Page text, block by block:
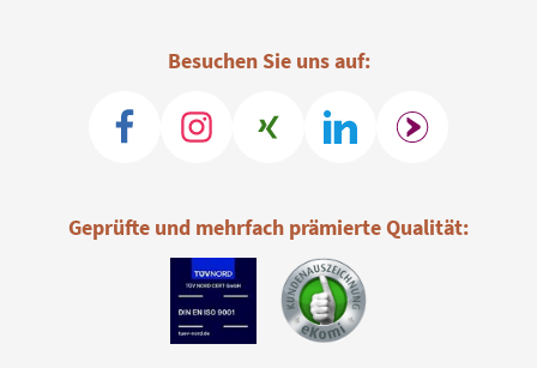
Besuchen Sie uns auf:
Geprüfte und mehrfach prämierte Qualität: